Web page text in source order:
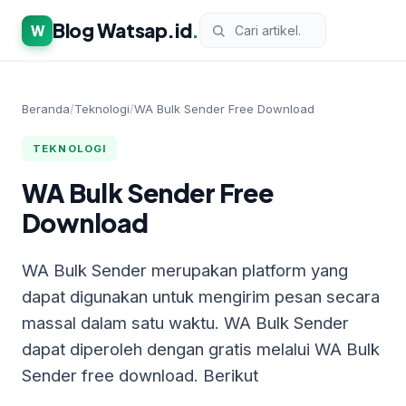
W Blog Watsap.id.
Beranda/Teknologi/WA Bulk Sender Free Download
TEKNOLOGI
WA Bulk Sender Free
Download
WA Bulk Sender merupakan platform yang
dapat digunakan untuk mengirim pesan secara
massal dalam satu waktu. WA Bulk Sender
dapat diperoleh dengan gratis melalui WA Bulk
Sender free download. Berikut